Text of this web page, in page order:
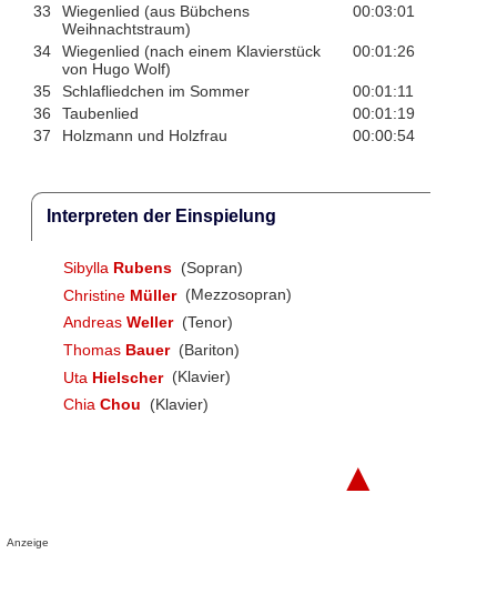
33
Wiegenlied (aus Bübchens
Weihnachtstraum)
00:03:01
34
Wiegenlied (nach einem Klavierstück
von Hugo Wolf)
00:01:26
35 Schlafliedchen im Sommer
00:01:11
36
Taubenlied
00:01:19
37
Holzmann und Holzfrau 00:00:54
Interpreten der Einspielung
Sibylla Rubens (Sopran)
Christine Müller (Mezzosopran)
Andreas Weller (Tenor)
Thomas Bauer (Bariton)
Uta Hielscher (Klavier)
Chia Chou (Klavier)
▲
Anzeige